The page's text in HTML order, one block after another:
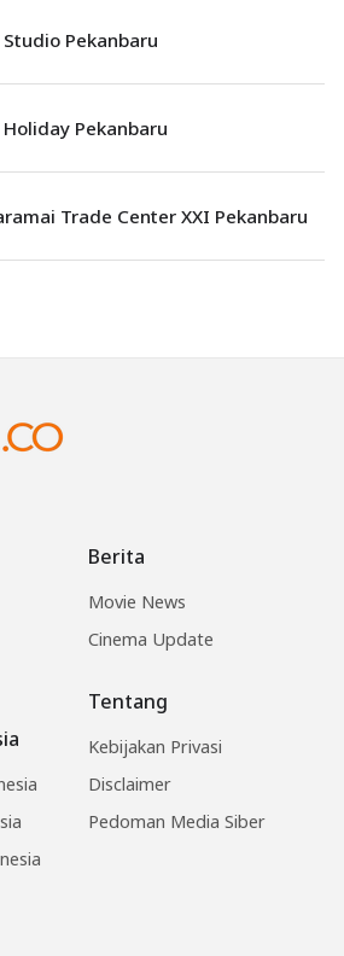
Studio Pekanbaru
Holiday Pekanbaru
Trade Center XXI Pekanbaru
Berita
Movie News
Cinema Update
Tentang
Kebijakan Privasi
Disclaimer
Pedoman Media Siber